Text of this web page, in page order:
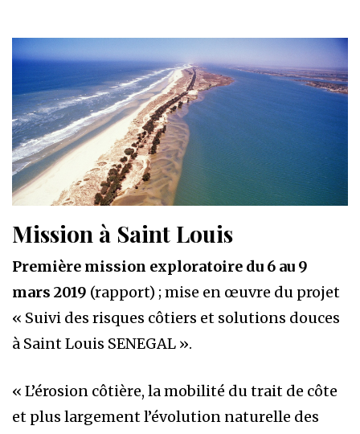
Mission à Saint Louis
Première mission exploratoire du 6 au 9
mars 2019 (rapport) ; mise en œuvre du projet
« Suivi des risques côtiers et solutions douces
à Saint Louis SENEGAL ».
« L’érosion côtière, la mobilité du trait de côte
et plus largement l’évolution naturelle des